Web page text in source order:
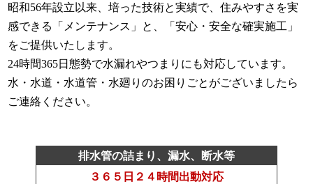
昭和56年設立以来、培った技術と実績で、住みやすさを実
感できる「メンテナンス」と、「安心・安全な確実施工」
をご提供いたします。
24時間365日態勢で水漏れやつまりにも対応しています。
水・水道・水道管・水廻りのお困りごとがございましたら
ご連絡ください。
排水管の詰まり、漏水、断水等
３６５日２４時間出動対応